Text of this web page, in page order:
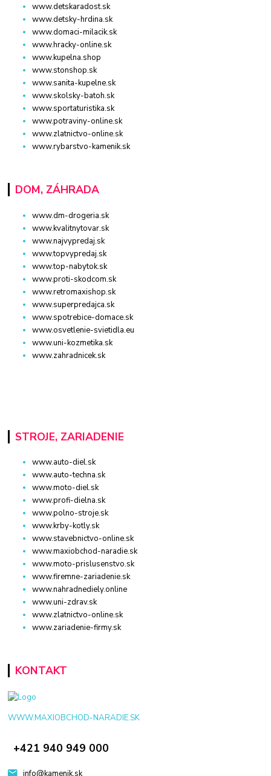
www.detskaradost.sk
www.detsky-hrdina.sk
www.domaci-milacik.sk
www.hracky-online.sk
www.kupelna.shop
www.stonshop.sk
www.sanita-kupelne.sk
www.skolsky-batoh.sk
www.sportaturistika.sk
www.potraviny-online.sk
www.zlatnictvo-online.sk
www.rybarstvo-kamenik.sk
DOM, ZÁHRADA
www.dm-drogeria.sk
www.kvalitnytovar.sk
www.najvypredaj.sk
www.topvypredaj.sk
www.top-nabytok.sk
www.proti-skodcom.sk
www.retromaxishop.sk
www.superpredajca.sk
www.spotrebice-domace.sk
www.osvetlenie-svietidla.eu
www.uni-kozmetika.sk
www.zahradnicek.sk
STROJE, ZARIADENIE
www.auto-diel.sk
www.auto-techna.sk
www.moto-diel.sk
www.profi-dielna.sk
www.polno-stroje.sk
www.krby-kotly.sk
www.stavebnictvo-online.sk
www.maxiobchod-naradie.sk
www.moto-prislusenstvo.sk
www.firemne-zariadenie.sk
www.nahradnediely.online
www.uni-zdrav.sk
www.zlatnictvo-online.sk
www.zariadenie-firmy.sk
KONTAKT
WWW.MAXIOBCHOD-NARADIE.SK
+421 940 949 000
info@kamenik.sk